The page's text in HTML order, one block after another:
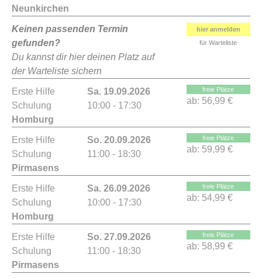
Neunkirchen
Keinen passenden Termin
gefunden?
Du kannst dir hier deinen Platz auf
der Warteliste sichern
hier anmelden
für Warteliste
Erste Hilfe
Schulung
Homburg
Sa. 19.09.2026
10:00 - 17:30
freie Plätze
ab: 56,99 €
Erste Hilfe
Schulung
Pirmasens
So. 20.09.2026
11:00 - 18:30
freie Plätze
ab: 59,99 €
Erste Hilfe
Schulung
Homburg
Sa. 26.09.2026
10:00 - 17:30
freie Plätze
ab: 54,99 €
Erste Hilfe
Schulung
Pirmasens
So. 27.09.2026
11:00 - 18:30
freie Plätze
ab: 58,99 €